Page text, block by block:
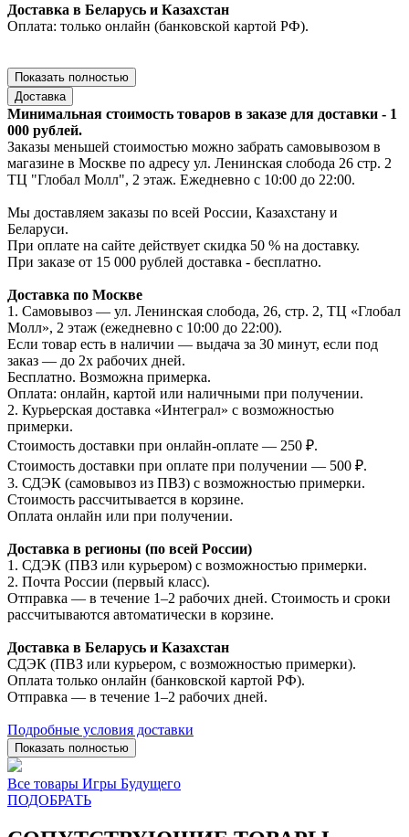
Доставка в Беларусь и Казахстан
Оплата: только онлайн (банковской картой РФ).
Показать полностью
Доставка
Минимальная стоимость товаров в заказе для доставки - 1
000 рублей.
Заказы меньшей стоимостью можно забрать самовывозом в
магазине в Москве по адресу ул. Ленинская слобода 26 стр. 2
ТЦ "Глобал Молл", 2 этаж. Ежедневно с 10:00 до 22:00.
Мы доставляем заказы по всей России, Казахстану и
Беларуси.
При оплате на сайте действует скидка 50 % на доставку.
При заказе от 15 000 рублей доставка - бесплатно.
Доставка по Москве
1. Самовывоз — ул. Ленинская слобода, 26, стр. 2, ТЦ «Глобал
Молл», 2 этаж (ежедневно с 10:00 до 22:00).
Если товар есть в наличии — выдача за 30 минут, если под
заказ — до 2х рабочих дней.
Бесплатно. Возможна примерка.
Оплата: онлайн, картой или наличными при получении.
2. Курьерская доставка «Интеграл» с возможностью
примерки.
Стоимость доставки при онлайн-оплате — 250 ₽.
Стоимость доставки при оплате при получении — 500 ₽.
3. СДЭК (самовывоз из ПВЗ) с возможностью примерки.
Стоимость рассчитывается в корзине.
Оплата онлайн или при получении.
Доставка в регионы (по всей России)
1. СДЭК (ПВЗ или курьером) с возможностью примерки.
2. Почта России (первый класс).
Отправка — в течение 1–2 рабочих дней. Стоимость и сроки
рассчитываются автоматически в корзине.
Доставка в Беларусь и Казахстан
СДЭК (ПВЗ или курьером, с возможностью примерки).
Оплата только онлайн (банковской картой РФ).
Отправка — в течение 1–2 рабочих дней.
Подробные условия доставки
Показать полностью
Все товары Игры Будущего
ПОДОБРАТЬ